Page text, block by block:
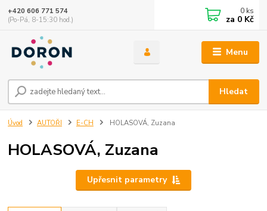
Menu
Hledat
+420 606 771 574
(Po-Pá, 8-15:30 hod.)
0 ks
za 0 Kč
Úvod AUTOŘI E-CH HOLASOVÁ, Zuzana
HOLASOVÁ, Zuzana
Upřesnit parametry